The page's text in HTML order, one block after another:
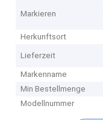
Markieren
Herkunftsort
Lieferzeit
Markenname
Min Bestellmenge
Modellnummer